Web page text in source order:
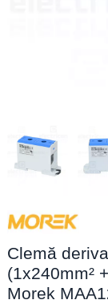
Clemă
(1x240mm²
Morek